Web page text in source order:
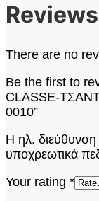
Reviews
There are no
Be the first to
CLASSE-
0010”
Η ηλ. διεύθυνση
υποχρεωτικά
Your rating *